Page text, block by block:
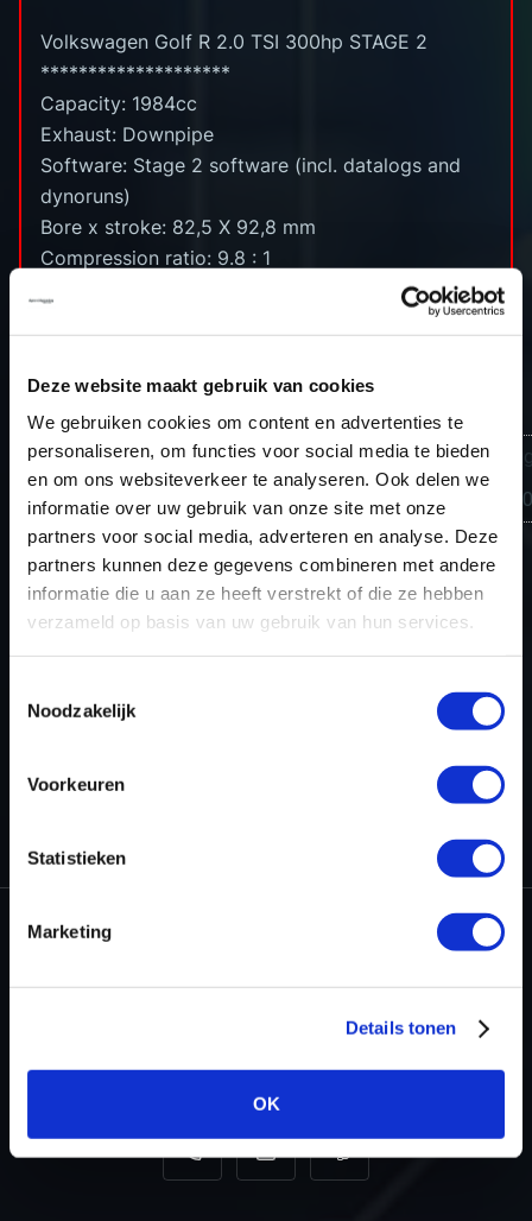
Deze website maakt gebruik van cookies
We gebruiken cookies om content en advertenties te
personaliseren, om functies voor social media te bieden
en om ons websiteverkeer te analyseren. Ook delen we
informatie over uw gebruik van onze site met onze
partners voor social media, adverteren en analyse. Deze
partners kunnen deze gegevens combineren met andere
informatie die u aan ze heeft verstrekt of die ze hebben
verzameld op basis van uw gebruik van hun services.
Noodzakelijk
Voorkeuren
Statistieken
Marketing
Details tonen
OK
Volkswagen Golf R 2.0 TSI 300hp STAGE 2
********************
Capacity: 1984cc
Exhaust: Downpipe
Software: Stage 2 software (incl. datalogs and
dynoruns)
Bore x stroke: 82,5 X 92,8 mm
Compression ratio: 9.8 : 1
Engine code:CDL
Golf 7 2.0 TSI R
Nederland
+31 35 820 0967
info@dyno-Voor tool support,